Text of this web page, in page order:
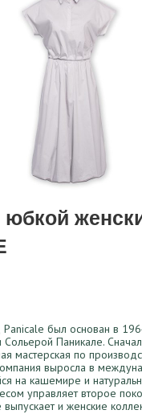
Panicale был основан в
Паникале.
мастерская по
выросла в
на кашемире и
управляет второе
и женские